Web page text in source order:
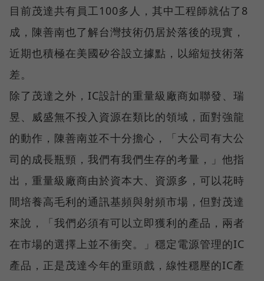
目前茂達共有員工100多人，其中工程師就佔了8
成，陳善南也了解台灣技術仍居於落後的現實，
近期也積極在美國矽谷設立據點，以縮短技術落
差。
除了茂達之外，IC設計的重量級廠商如聯發、瑞
昱、威盛無不投入資源在類比的領域，面對強龍
的動作，陳善南並不十分擔心，「大公司有大公
司的成長瓶頸，我們有我們生存的考量，」他指
出，重量級廠商由於資本大、資源多，可以花時
間培養高毛利的通訊基頻與射頻市場，但對茂達
來說，「我們必須有可以立即獲利的產品，兩者
在市場的選擇上並不衝突。」穩定電源管理的IC
產品，正是茂達今年的重頭戲，線性穩壓的IC產